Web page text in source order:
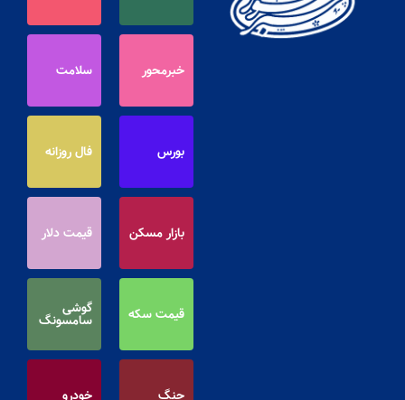
خبرمحور سلامت
بورس فال روزانه
بازار مسکن قیمت دلار
قیمت سکه گوشی
سامسونگ
جنگ خودرو